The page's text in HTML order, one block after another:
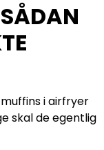
i airfryer
skal de egentlig